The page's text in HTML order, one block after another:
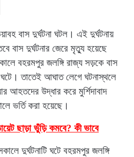
বাস দুর্ঘটনা ঘটল। এই দুর্ঘটনায়
বাস দুর্ঘটনার জেরে মৃত্যু হয়েছে
বহরমপুর জলঙ্গি রাজ্য সড়কে বাস
তাতেই আঘাত লেগে ঘটনাস্থলে
উদ্ধার করে মুর্শিদাবাদ
ভর্তি করা হয়েছে।
ছাড়া ভুঁড়ি কমবে? কী ভাবে
দুর্ঘটনাটি ঘটে বহরমপুর জলঙ্গি